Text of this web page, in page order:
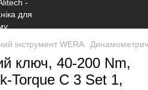
інструмент WERA
ключ, 40-200 Nm,
Torque C 3 Set 1,